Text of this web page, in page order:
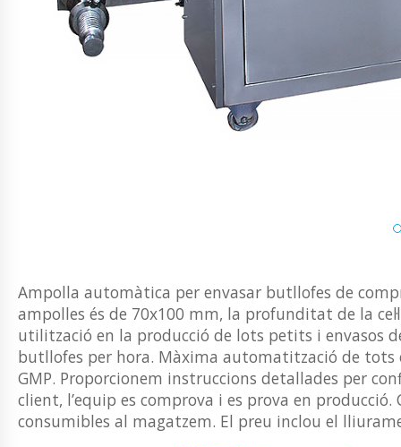
Ampolla automàtica per envasar butllofes de
ampolles és de 70x100 mm, la profunditat de la
utilització en la producció de lots petits i envasos
butllofes per hora. Màxima automatització de tots
GMP. Proporcionem instruccions detallades per
client, l’equip es comprova i es prova en
consumibles al magatzem. El preu inclou el